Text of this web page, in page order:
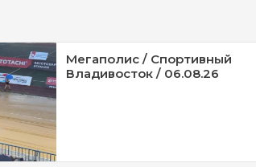
Мегаполис / Спортивный
Владивосток / 06.08.26